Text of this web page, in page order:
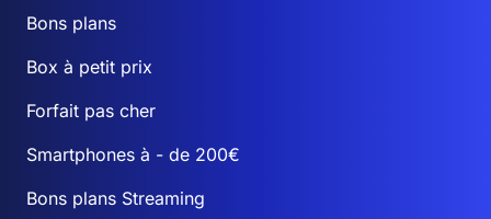
Bons plans
Box à petit prix
Forfait pas cher
Smartphones à - de 200€
Bons plans Streaming